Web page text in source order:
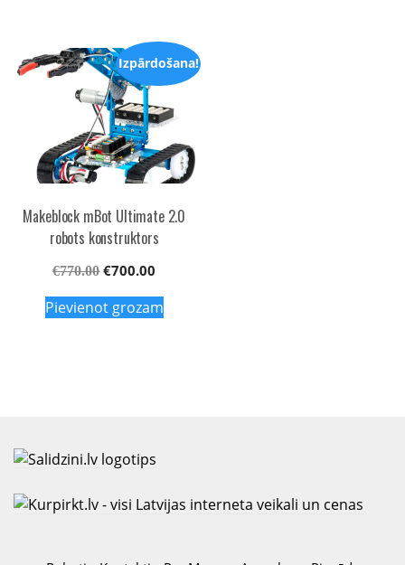
Izpārdošana!
Makeblock mBot Ultimate 2.0
robots konstruktors
€770.00 Original
was:
€700.00
is:
Pievienot grozam